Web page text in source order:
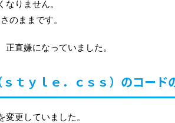
りません。
のままです。
直嫌になっていました。
ｔｙｌｅ．ｃｓｓ）のコード
更していました。